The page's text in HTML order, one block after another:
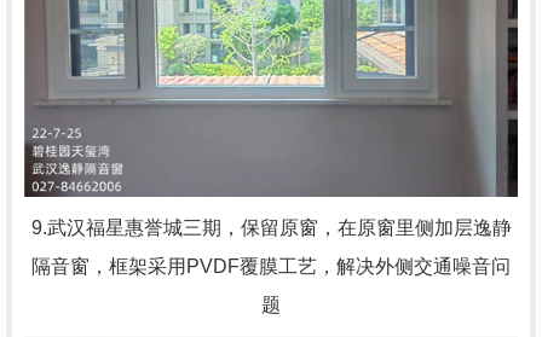
9.武汉福星惠誉城三期， 保留原窗，在原窗里侧加层逸静
隔音窗，框架采用PVDF覆膜工艺，解决外侧交通噪音问
题